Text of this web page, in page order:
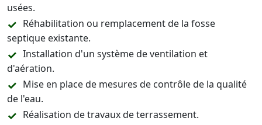
usées.
Réhabilitation ou remplacement de la fosse
septique existante.
Installation d'un système de ventilation et
d'aération.
Mise en place de mesures de contrôle de la qualité
de l'eau.
Réalisation de travaux de terrassement.